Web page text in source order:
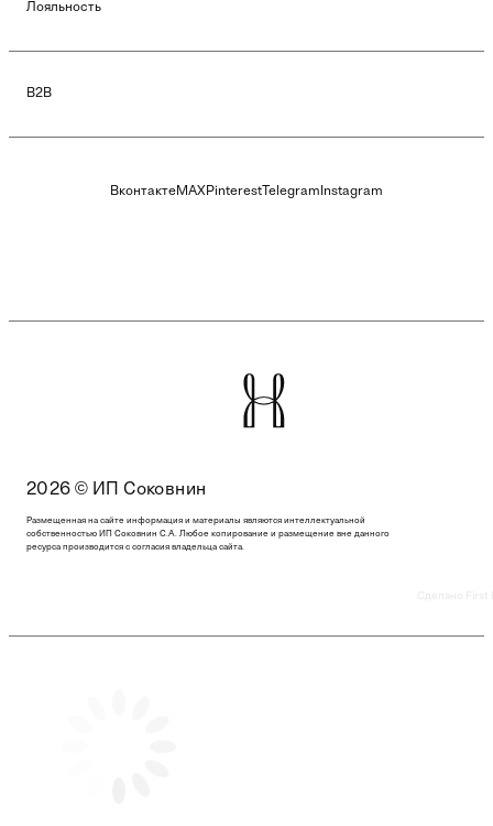
Лояльность
B2B
ВконтактеMAXPinterest TelegramInstagram
2026 © ИП Соковнин
Размещенная на сайте информация и материалы являются интеллектуальной
собственностью ИП Соковнин С.А. Любое копирование и размещение вне данного
ресурса производится с согласия владельца сайта.